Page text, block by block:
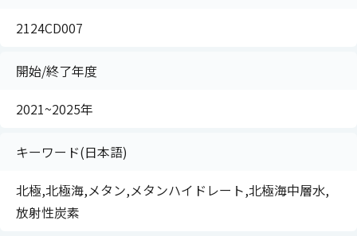
2124CD007
開始/終了年度
2021~2025年
キーワード(日本語)
北極,北極海,メタン,メタンハイドレート,北極海中層水,
放射性炭素